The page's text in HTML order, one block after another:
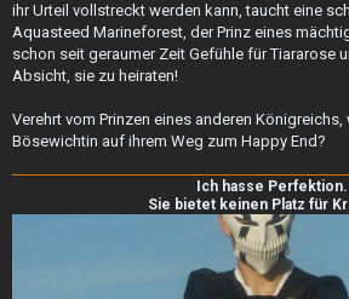
ihr Urteil vollstreckt werden kann, taucht eine
Aquasteed Marineforest, der Prinz eines
schon seit geraumer Zeit Gefühle für Tiararose
Absicht, sie zu heiraten!
Verehrt vom Prinzen eines anderen
Bösewichtin auf ihrem Weg zum Happy End?
Ich hasse Perfektion.
Sie bietet keinen Platz für